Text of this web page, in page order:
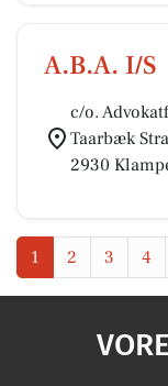
A.B.A. I/S
c/o.
Taarbæk
2930
1 2 3 4